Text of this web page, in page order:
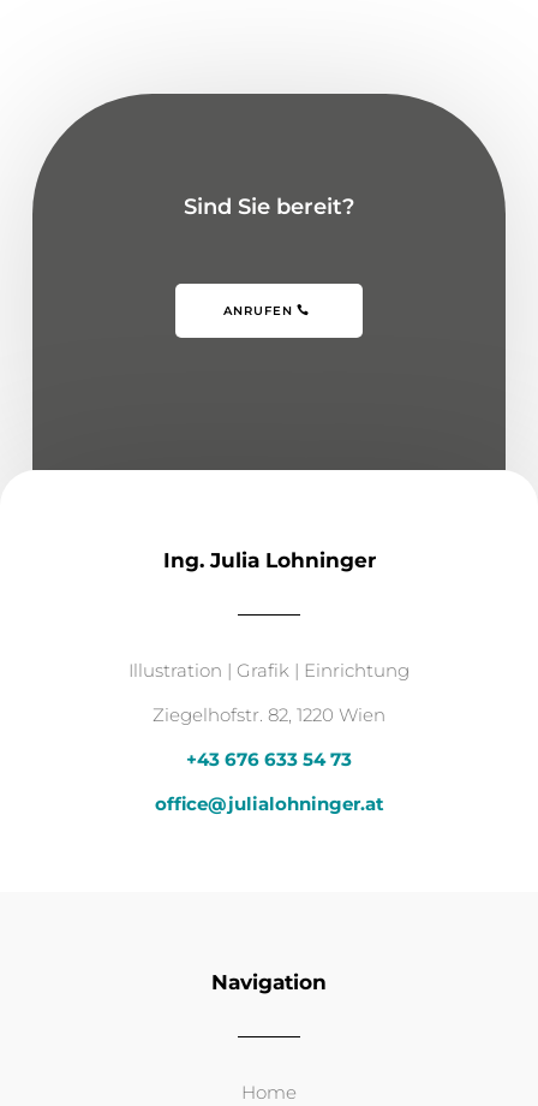
Sind Sie bereit?
ANRUFEN
Ing. Julia Lohninger
Illustration | Grafik | Einrichtung
Ziegelhofstr. 82, 1220 Wien
+43 676 633 54 73
office@julialohninger.at
Navigation
Home